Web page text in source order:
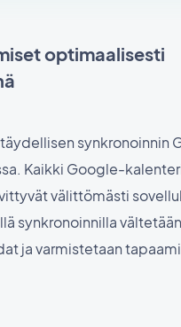
optimaalisesti
synkronoinnin
Kaikki Google-
välittömästi
synkronoinnilla vältetään
ja varmistetaan